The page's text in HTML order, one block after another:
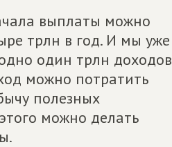
выплаты можно
трлн в год. И мы уже
один трлн доходов
можно потратить
полезных
можно делать